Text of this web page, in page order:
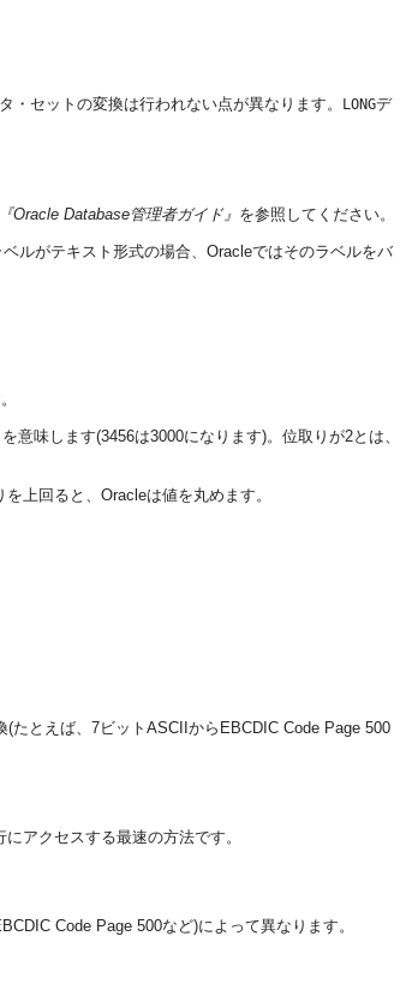
・セットの変換は行われない点が異なります。 LONGデ
『Oracle Database管理者ガイド』 を参照してください。
ルがテキスト形式の場合、Oracleではそのラベルをバ
味します(3456は3000になります)。位取りが2とは、
上回ると、Oracleは値を丸めます。
たとえば、7ビットASCIIからEBCDIC Code Page 500
アクセスする最速の方法です。
Code Page 500など)によって異なります。